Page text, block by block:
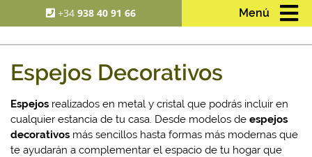
+34938 40 91 66 Menú
Espejos Decorativos
Espejos realizados en metal y cristal que podrás incluir en
cualquier estancia de tu casa. Desde modelos de espejos
decorativos más sencillos hasta formas más modernas que
te ayudarán a complementar el espacio de tu hogar que